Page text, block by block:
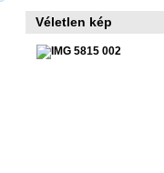
Véletlen kép